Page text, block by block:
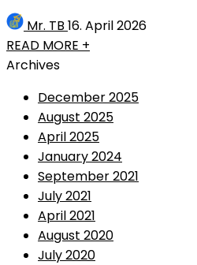
Mr. TB 16. April 2026
READ MORE +
Archives
December 2025
August 2025
April 2025
January 2024
September 2021
July 2021
April 2021
August 2020
July 2020